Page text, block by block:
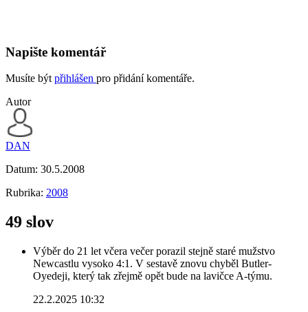
Napište komentář
Musíte být přihlášen pro přidání komentáře.
Autor
DAN
Datum: 30.5.2008
Rubrika: 2008
49 slov
Výběr do 21 let včera večer porazil stejně staré mužstvo
Newcastlu vysoko 4:1. V sestavě znovu chyběl Butler-
Oyedeji, který tak zřejmě opět bude na lavičce A-týmu.
22.2.2025 10:32